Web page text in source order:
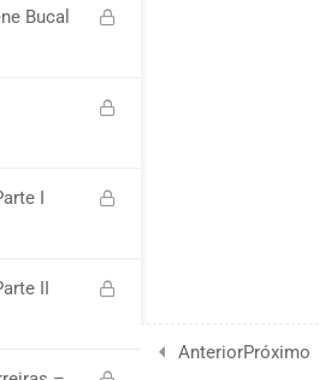
Bucal
I
II
AnteriorPróximo